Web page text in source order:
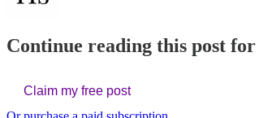
Continue reading this post
Claim my free post